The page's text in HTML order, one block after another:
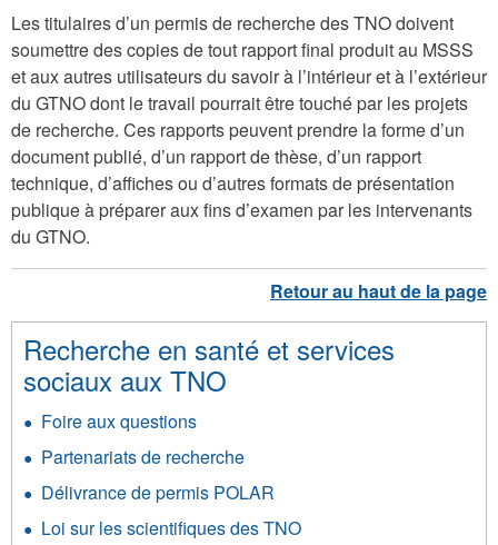
Les titulaires d’un permis de recherche des TNO doivent
soumettre des copies de tout rapport final produit au MSSS
et aux autres utilisateurs du savoir à l’intérieur et à l’extérieur
du GTNO dont le travail pourrait être touché par les projets
de recherche. Ces rapports peuvent prendre la forme d’un
document publié, d’un rapport de thèse, d’un rapport
technique, d’affiches ou d’autres formats de présentation
publique à préparer aux fins d’examen par les intervenants
du GTNO.
Recherche en santé et services
sociaux aux TNO
Foire aux questions
Partenariats de recherche
Délivrance de permis POLAR
Loi sur les scientifiques des TNO